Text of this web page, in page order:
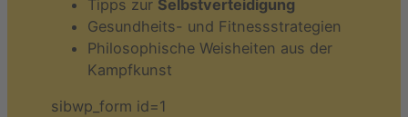
Tipps zur Selbstverteidigung
Gesundheits- und Fitnessstrategien
Philosophische Weisheiten aus der
Kampfkunst
sibwp_form id=1